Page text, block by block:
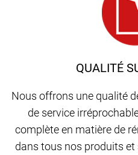
QUALITÉ
Nous offrons une qualité
de service
complète en matière de
dans tous nos produits